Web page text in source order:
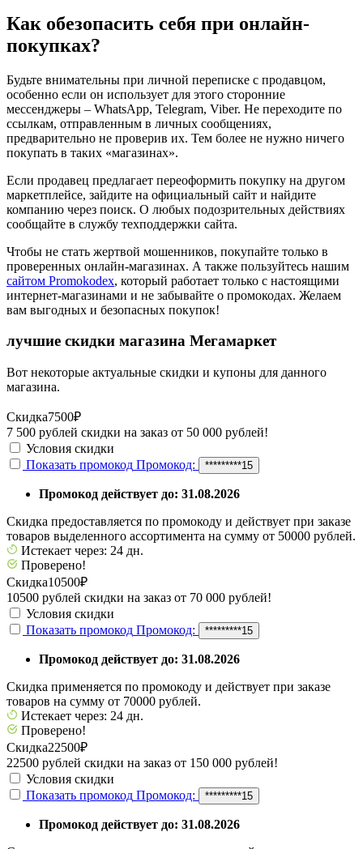
Как обезопасить себя при онлайн-
покупках?
Будьте внимательны при личной переписке с продавцом,
особенно если он использует для этого сторонние
мессенджеры – WhatsApp, Telegram, Viber. Не переходите по
ссылкам, отправленным в личных сообщениях,
предварительно не проверив их. Тем более не нужно ничего
покупать в таких «магазинах».
Если продавец предлагает переоформить покупку на другом
маркетплейсе, зайдите на официальный сайт и найдите
компанию через поиск. О любых подозрительных действиях
сообщайте в службу техподдержки сайта.
Чтобы не стать жертвой мошенников, покупайте только в
проверенных онлайн-магазинах. А также пользуйтесь нашим
сайтом Promokodex, который работает только с настоящими
интернет-магазинами и не забывайте о промокодах. Желаем
вам выгодных и безопасных покупок!
лучшие скидки магазина Мегамаркет
Вот некоторые актуальные скидки и купоны для данного
магазина.
Скидка7500₽
7 500 рублей скидки на заказ от 50 000 рублей!
Условия скидки
Показать промокод Промокод: *********15
Промокод действует до: 31.08.2026
Скидка предоставляется по промокоду и действует при заказе
товаров выделенного ассортимента на сумму от 50000 рублей.
Истекает через: 24 дн.
Проверено!
Скидка10500₽
10500 рублей скидки на заказ от 70 000 рублей!
Условия скидки
Показать промокод Промокод: *********15
Промокод действует до: 31.08.2026
Скидка применяется по промокоду и действует при заказе
товаров на сумму от 70000 рублей.
Истекает через: 24 дн.
Проверено!
Скидка22500₽
22500 рублей скидки на заказ от 150 000 рублей!
Условия скидки
Показать промокод Промокод: *********15
Промокод действует до: 31.08.2026